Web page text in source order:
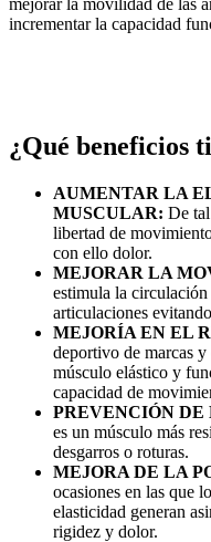
incrementar la capacidad
¿Qué beneficios
AUMENTAR LA
MUSCULAR: De
libertad de
con ello dolor.
MEJORAR LA
estimula la
articulaciones
MEJORÍA EN EL
deportivo de marcas
músculo elástico y
capacidad de
PREVENCIÓN DE
es un músculo más
desgarros o roturas.
MEJORA DE LA
ocasiones en las que
elasticidad generan
rigidez y dolor.